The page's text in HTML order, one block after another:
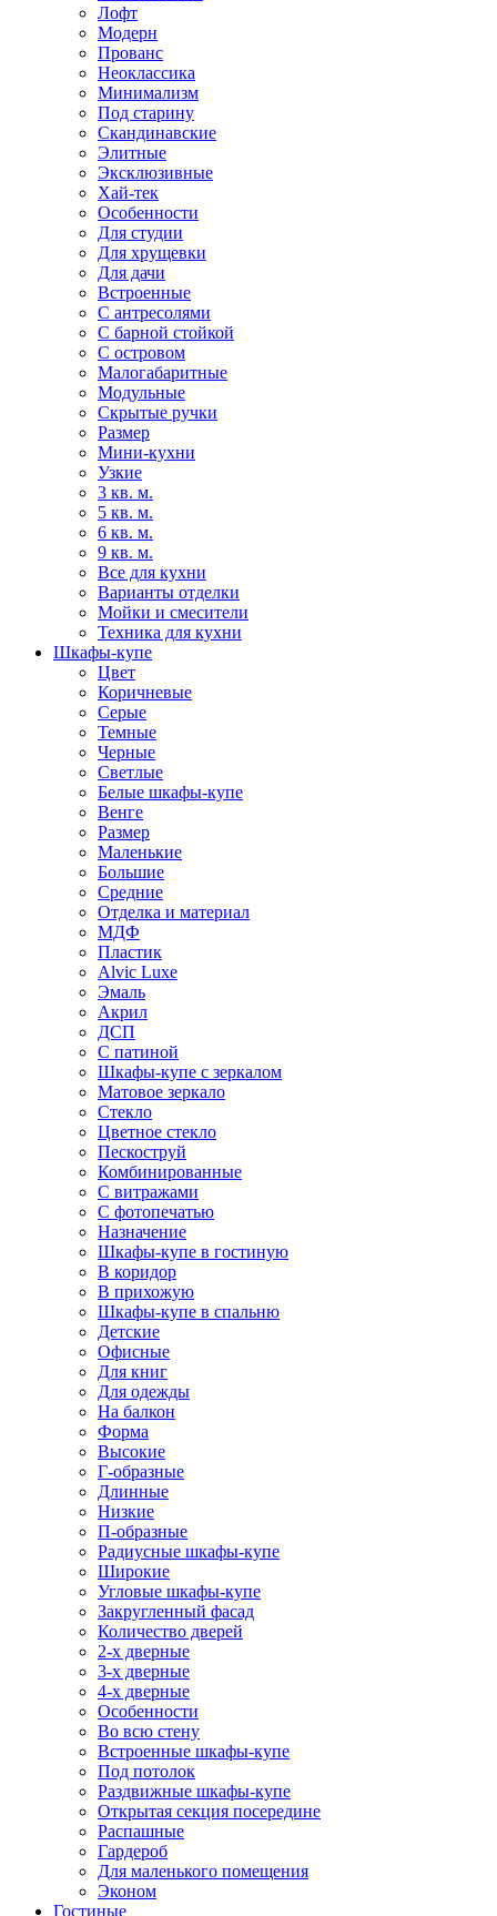
Лофт
Модерн
Прованс
Неоклассика
Минимализм
Под старину
Скандинавские
Элитные
Эксклюзивные
Хай-тек
Особенности
Для студии
Для хрущевки
Для дачи
Встроенные
С антресолями
С барной стойкой
С островом
Малогабаритные
Модульные
Скрытые ручки
Размер
Мини-кухни
Узкие
3 кв. м.
5 кв. м.
6 кв. м.
9 кв. м.
Все для кухни
Варианты отделки
Мойки и смесители
Техника для кухни
Шкафы-купе
Цвет
Коричневые
Серые
Темные
Черные
Светлые
Белые шкафы-купе
Венге
Размер
Маленькие
Большие
Средние
Отделка и материал
МДФ
Пластик
Alvic Luxe
Эмаль
Акрил
ДСП
С патиной
Шкафы-купе с зеркалом
Матовое зеркало
Стекло
Цветное стекло
Пескоструй
Комбинированные
С витражами
С фотопечатью
Назначение
Шкафы-купе в гостиную
В коридор
В прихожую
Шкафы-купе в спальню
Детские
Офисные
Для книг
Для одежды
На балкон
Форма
Высокие
Г-образные
Длинные
Низкие
П-образные
Радиусные шкафы-купе
Широкие
Угловые шкафы-купе
Закругленный фасад
Количество дверей
2-х дверные
3-х дверные
4-х дверные
Особенности
Во всю стену
Встроенные шкафы-купе
Под потолок
Раздвижные шкафы-купе
Открытая секция посередине
Распашные
Гардероб
Для маленького помещения
Эконом
Гостиные